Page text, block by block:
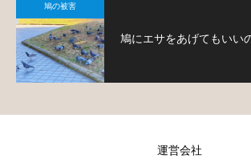
鳩の被害
鳩にエサをあげてもいい
運営会社